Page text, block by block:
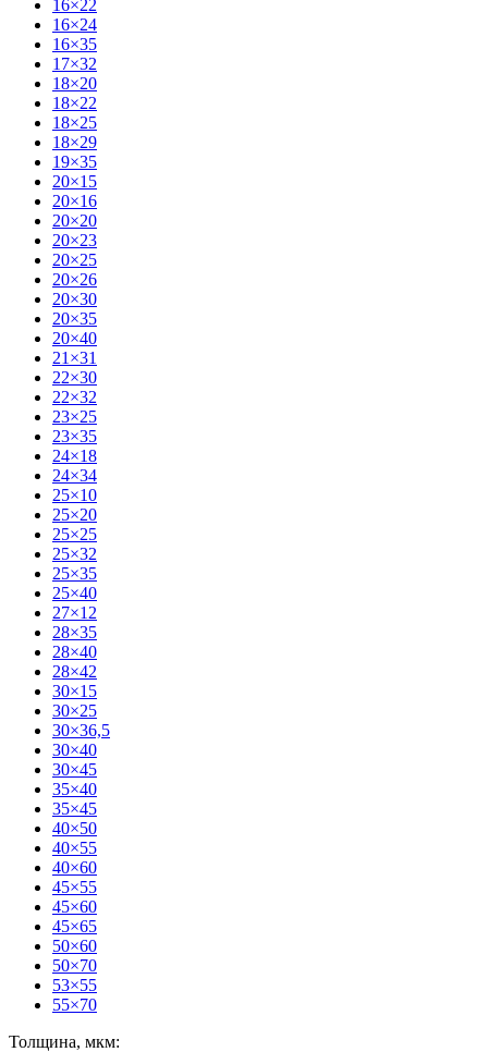
16×22
16×24
16×35
17×32
18×20
18×22
18×25
18×29
19×35
20×15
20×16
20×20
20×23
20×25
20×26
20×30
20×35
20×40
21×31
22×30
22×32
23×25
23×35
24×18
24×34
25×10
25×20
25×25
25×32
25×35
25×40
27×12
28×35
28×40
28×42
30×15
30×25
30×36,5
30×40
30×45
35×40
35×45
40×50
40×55
40×60
45×55
45×60
45×65
50×60
50×70
53×55
55×70
Толщина, мкм: